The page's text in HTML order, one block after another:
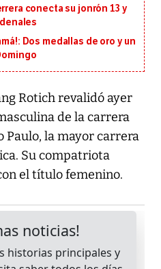
conecta su jonrón 13 y
Dos medallas de oro y un
Rotich revalidó ayer
de la carrera
Paulo, la mayor carrera
Su compatriota
el título femenino.